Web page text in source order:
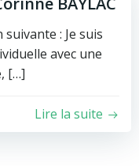
: Je suis
avec une
[…]
Lire la suite